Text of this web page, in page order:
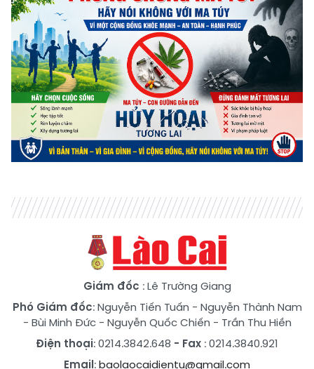
Giám đốc : Lê Trường Giang
Phó Giám đốc:Nguyễn Tiến Tuấn - Nguyễn Thành Nam
- Bùi Minh Đức- Nguyễn Quốc Chiến - Trần Thu Hiền
Điện thoại: 0214.3842.648 - Fax : 0214.3840.921
Email:baolaocaidientu@gmail.com